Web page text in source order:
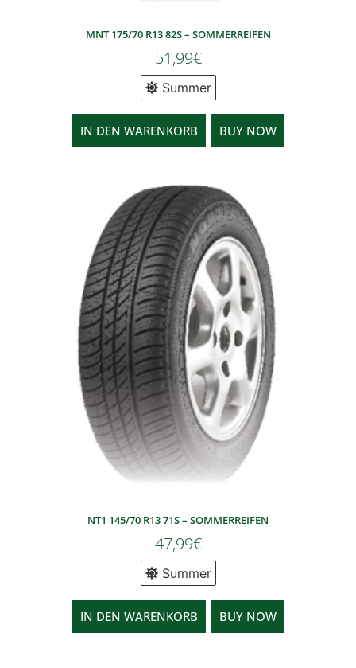
MNT 175/70 R13 82S – SOMMERREIFEN
51,99€
Summer
IN DEN WARENKORB BUY NOW
NT1 145/70 R13 71S – SOMMERREIFEN
47,99€
Summer
IN DEN WARENKORB BUY NOW